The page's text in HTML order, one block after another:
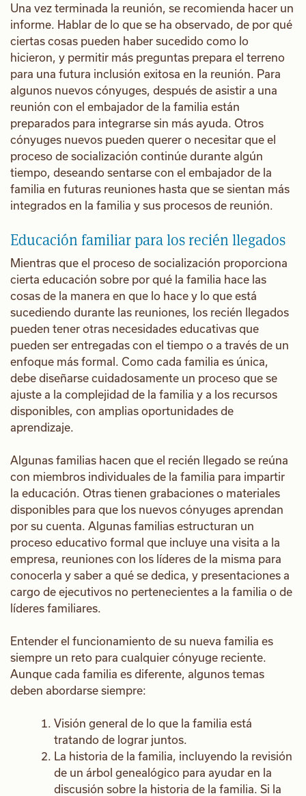
Una vez terminada la reunión, se recomienda hacer un
informe. Hablar de lo que se ha observado, de por qué
ciertas cosas pueden haber sucedido como lo
hicieron, y permitir más preguntas prepara el terreno
para una futura inclusión exitosa en la reunión. Para
algunos nuevos cónyuges, después de asistir a una
reunión con el embajador de la familia están
preparados para integrarse sin más ayuda. Otros
cónyuges nuevos pueden querer o necesitar que el
proceso de socialización continúe durante algún
tiempo, deseando sentarse con el embajador de la
familia en futuras reuniones hasta que se sientan más
integrados en la familia y sus procesos de reunión.
Educación familiar para los recién llegados
Mientras que el proceso de socialización proporciona
cierta educación sobre por qué la familia hace las
cosas de la manera en que lo hace y lo que está
sucediendo durante las reuniones, los recién llegados
pueden tener otras necesidades educativas que
pueden ser entregadas con el tiempo o a través de un
enfoque más formal. Como cada familia es única,
debe diseñarse cuidadosamente un proceso que se
ajuste a la complejidad de la familia y a los recursos
disponibles, con amplias oportunidades de
aprendizaje.
Algunas familias hacen que el recién llegado se reúna
con miembros individuales de la familia para impartir
la educación. Otras tienen grabaciones o materiales
disponibles para que los nuevos cónyuges aprendan
por su cuenta. Algunas familias estructuran un
proceso educativo formal que incluye una visita a la
empresa, reuniones con los líderes de la misma para
conocerla y saber a qué se dedica, y presentaciones a
cargo de ejecutivos no pertenecientes a la familia o de
líderes familiares.
Entender el funcionamiento de su nueva familia es
siempre un reto para cualquier cónyuge reciente.
Aunque cada familia es diferente, algunos temas
deben abordarse siempre:
Visión general de lo que la familia está
tratando de lograr juntos.
La historia de la familia, incluyendo la revisión
de un árbol genealógico para ayudar en la
discusión sobre la historia de la familia. Si la